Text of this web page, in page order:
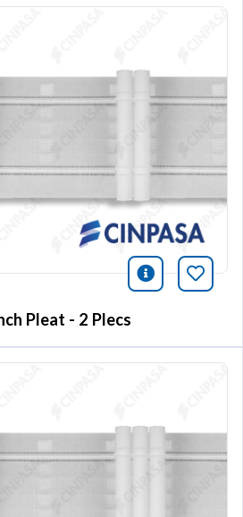
icono
Pleat - 2 Plecs